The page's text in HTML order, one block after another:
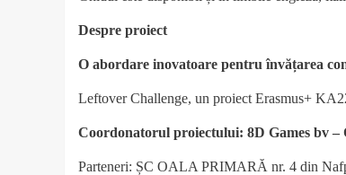
Despre proiect
O abordare inovatoare pentru învățarea
Leftover Challenge, un proiect Erasmus+
Coordonatorul proiectului: 8D Games bv –
Parteneri: ȘC OALA PRIMARĂ nr. 4 din